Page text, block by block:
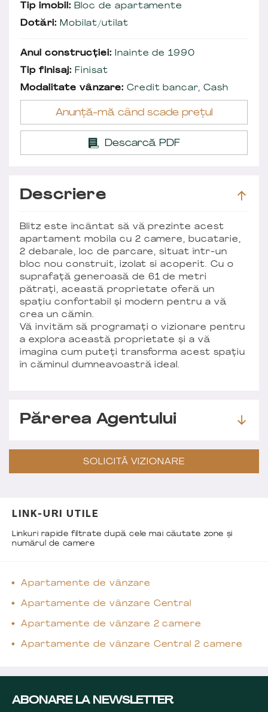
Tip imobil: Bloc de apartamente
Dotări: Mobilat/utilat
Anul construcției: Inainte de 1990
Tip finisaj: Finisat
Modalitate vânzare: Credit bancar, Cash
Anunță-mă când scade prețul
Descarcă PDF
Descriere
Blitz este încântat să vă prezinte acest
apartament mobila cu 2 camere, bucatarie,
2 debarale, loc de parcare, situat într-un
bloc nou construit, izolat si acoperit. Cu o
suprafață generoasă de 61 de metri
pătrați, această proprietate oferă un
spațiu confortabil și modern pentru a vă
crea un cămin.
Vă invităm să programați o vizionare pentru
a explora această proprietate și a vă
imagina cum puteți transforma acest spațiu
în căminul dumneavoastră ideal.
Părerea Agentului
SOLICITĂ VIZIONARE
LINK-URI UTILE
Linkuri rapide filtrate după cele mai căutate zone și
numărul de camere
Apartamente de vânzare
Apartamente de vânzare Central
Apartamente de vânzare 2 camere
Apartamente de vânzare Central 2 camere
ABONARE LA NEWSLETTER